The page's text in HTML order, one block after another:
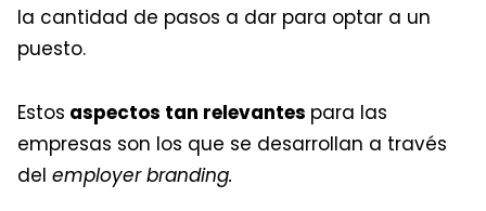
la cantidad de pasos a dar para optar a un
puesto.
Estos aspectos tan relevantes para las
empresas son los que se desarrollan a través
del employer branding.